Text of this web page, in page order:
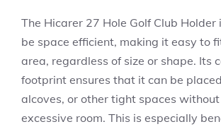
The Hicarer 27 Hole Golf Club Holder
be space efficient, making it easy to
area, regardless of size or shape. Its
footprint ensures that it can be
alcoves, or other tight spaces
excessive room. This is especially